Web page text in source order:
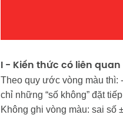
I - Kiến thức có liên quan
Theo quy ước vòng màu thì:
chỉ những “số không” đặt
Không ghi vòng màu: sai số